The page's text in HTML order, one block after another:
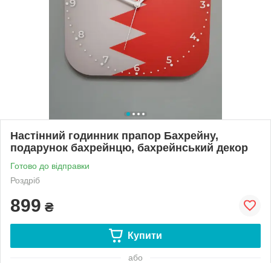
Настінний годинник прапор Бахрейну,
подарунок бахрейнцю, бахрейнський декор
Готово до відправки
Роздріб
899 ₴
Купити
або